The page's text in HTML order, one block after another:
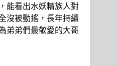
能看出水妖精族人對
沒被動搖，長年持續
弟弟們最敬愛的大哥